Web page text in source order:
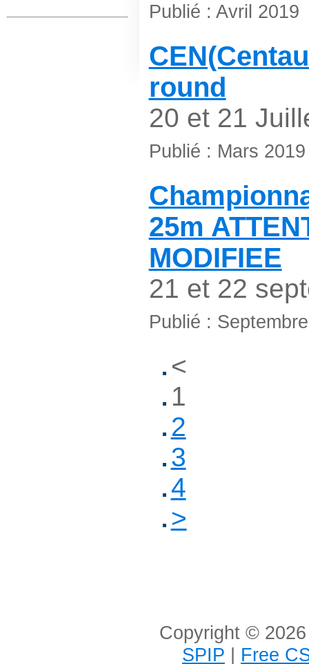
Publié : Avril 2019
round
20 et 21
Publié : Mars 2019
25m
MODIFIEE
21 et 22
Publié :
<
1
2
3
4
>
Copyright ©
SPIP | Free